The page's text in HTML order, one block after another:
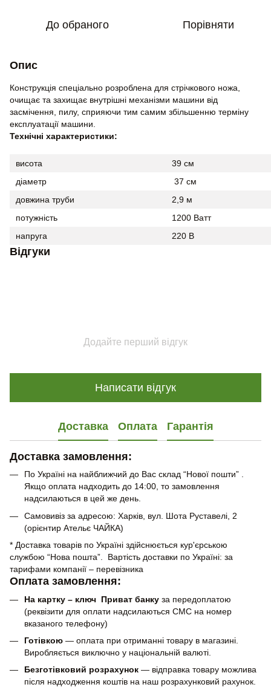
До обраного Порівняти
Опис
Конструкція спеціально розроблена для стрічкового ножа,
очищає та захищає внутрішні механізми машини від
засмічення, пилу, сприяючи тим самим збільшенню терміну
експлуатації машини.
Технічні характеристики:
висота
39 см
діаметр
37 см
довжина труби
2,9 м
потужність
1200 Ватт
напруга
220 В
Відгуки
Додайте перший відгук
Написати відгук
Доставка Оплата Гарантія
Доставка замовлення:
По Україні на найближчий до Вас склад “Нової пошти” .
Якщо оплата надходить до 14:00, то замовлення
надсилаються в цей же день.
Самовивіз за адресою: Харків, вул. Шота Руставелі, 2
(орієнтир Ательє ЧАЙКА)
* Доставка товарів по Україні здійснюється кур'єрською
службою “Нова пошта”. Вартість доставки по Україні: за
тарифами компанії – перевізника
Оплата замовлення:
На картку – ключ Приват банку за передоплатою
(реквізити для оплати надсилаються СМС на номер
вказаного телефону)
Готівкою — оплата при отриманні товару в магазині.
Виробляється виключно у національній валюті.
Безготівковий розрахунок — відправка товару можлива
після надходження коштів на наш розрахунковий рахунок.